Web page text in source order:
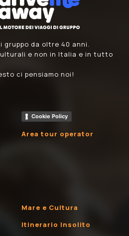
gruppo da oltre 40 anni.
e non in Italia e in tutto
ci pensiamo noi!
Cookie Policy
Area tour operator
Mare e Cultura
Itinerario Insolito